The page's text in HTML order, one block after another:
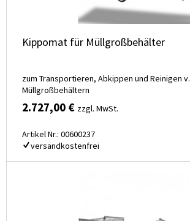
Kippomat für Müllgroßbehälter
zum Transportieren, Abkippen und Reinigen v.
Müllgroßbehältern
2.727,00 € zzgl. MwSt.
Artikel Nr.: 00600237
versandkostenfrei